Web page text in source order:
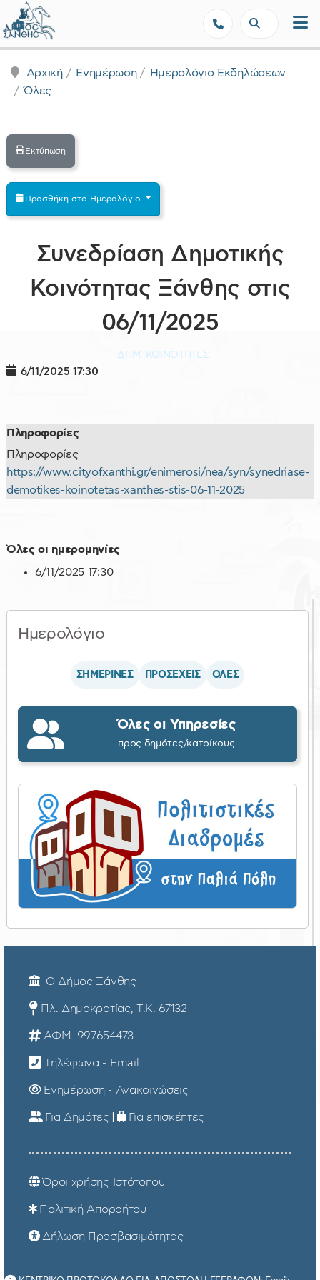
Αρχική Ενημέρωση
Ημερολόγιο Εκδηλώσεων
Όλες
Εκτύπωση
Προσθήκη στο Ημερολόγιο
Συνεδρίαση Δημοτικής
Κοινότητας Ξάνθης στις
06/11/2025
ΔΗΜ. ΚΟΙΝΟΤΗΤΕΣ
6/11/2025 17:30
Πληροφορίες
Πληροφορίες
https://www.cityofxanthi.gr/enimerosi/nea/syn/synedriase-
demotikes-koinotetas-xanthes-stis-06-11-2025
Όλες οι ημερομηνίες
6/11/2025 17:30
Ημερολόγιο
ΣΗΜΕΡΙΝΕΣ ΠΡΟΣΕΧΕΙΣ ΟΛΕΣ
Όλες οι Υπηρεσίες
προς δημότες/κατοίκους
Ο Δήμος Ξάνθης
Πλ. Δημοκρατίας, Τ.Κ. 67132
ΑΦΜ: 997654473
Τηλέφωνα - Email
Ενημέρωση - Ανακοινώσεις
Για Δημότες | Για επισκέπτες
Όροι χρήσης Ιστότοπου
Πολιτική Απορρήτου
Δήλωση Προσβασιμότητας